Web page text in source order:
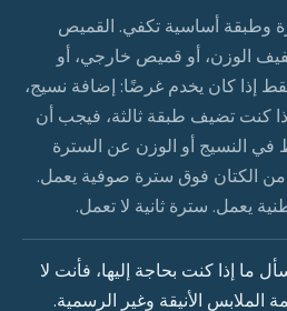
وطبقة أساسية تكفي. القميص
الوزن، أو قميص خارجي، أو
إذا كان يخدم غرضًا: إضافة نسيج،
كنت تضيف طبقة ثالثة، فيجب أن
النسيج أو الوزن عن السترة
الكتان فوق سترة صوفية يعمل.
يعمل. سترة ثانية لا تعمل.
ما إذا كنت بحاجة إليها، فأنت لا
الملابس الأنيقة وغير الرسمية.